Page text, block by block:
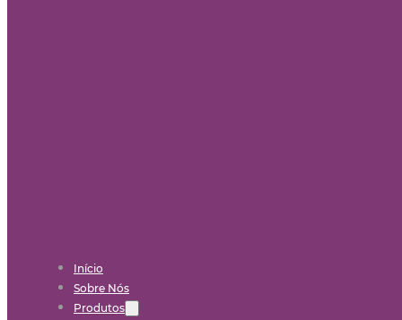
Início
Sobre Nós
Produtos